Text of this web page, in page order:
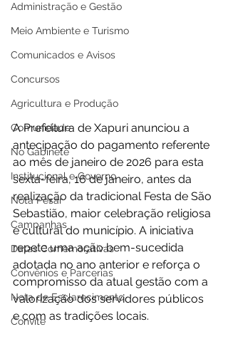
Administração e Gestão
Meio Ambiente e Turismo
Comunicados e Avisos
Concursos
Agricultura e Produção
Comunidade
No Gabinete
Institucional e Governo
Nota Pesar
Campanhas
Datas Comemorativas
Convênios e Parcerias
Nota de Esclarecimento
Convite
A Prefeitura de Xapuri anunciou a
antecipação do pagamento referente
ao mês de janeiro de 2026 para esta
sexta-feira, 16 de janeiro, antes da
realização da tradicional Festa de São
Sebastião, maior celebração religiosa
e cultural do município. A iniciativa
repete uma ação bem-sucedida
adotada no ano anterior e reforça o
compromisso da atual gestão com a
valorização dos servidores públicos
e com as tradições locais.